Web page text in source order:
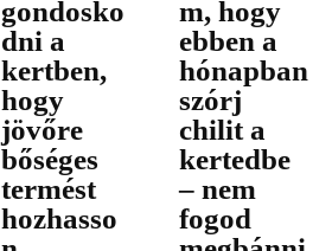
gondosko
dni a
kertben,
hogy
jövőre
bőséges
termést
hozhasso
m, hogy
ebben a
hónapban
szórj
chilit a
kertedbe
– nem
fogod